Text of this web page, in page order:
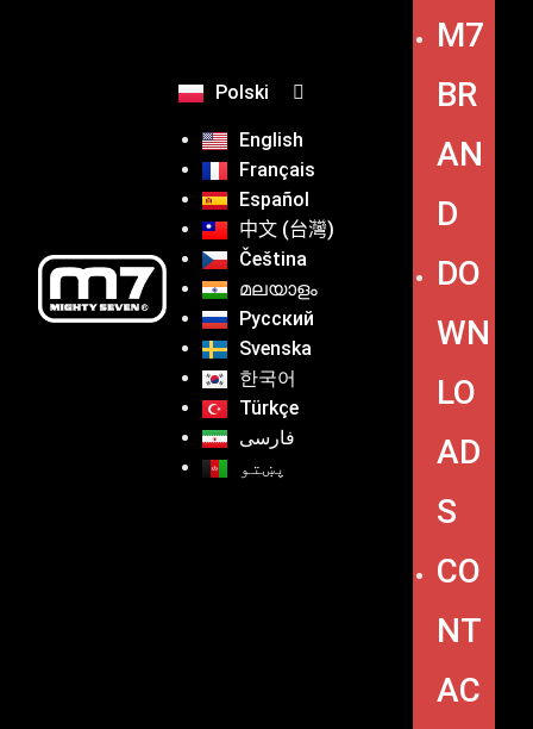
Polski
English
Français
Español
中文 (台灣)
Čeština
മലയാളം
Русский
Svenska
한국어
Türkçe
فارسی
پښتو
M7
BR
AN
D
DO
WN
LO
AD
S
CO
NT
AC